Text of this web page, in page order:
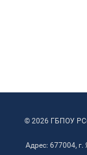
© 2026 ГБПОУ
Адрес: 677004, г.